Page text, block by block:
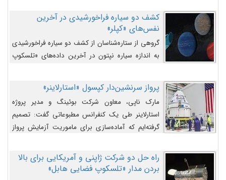
کشف دو سیاره فراخورشیدی در آخرین
نفس‌های «کپلر»
گروهی از ستاره‌شناسان از کشف دو سیاره فراخورشیدی
به اندازه سیاره نپتون در آخرین داده‌های «تلسکوپ
پرواز سرنشین‌دار کپسول «استارلاینر»
مارک ناپی، معاون شرکت بوئینگ و مدیر پروژه
استارلاینر طی یک کنفرانس مطبوعاتی گفت: تصمیم
گرفته‌ایم که آماده‌سازی برای ماموریت آزمایش پرواز
اصلاح کنیم.
راه حل دو شرکت ژاپنی و آمریکایی برای بالا
بردن مدار «تلسکوپ فضایی هابل»